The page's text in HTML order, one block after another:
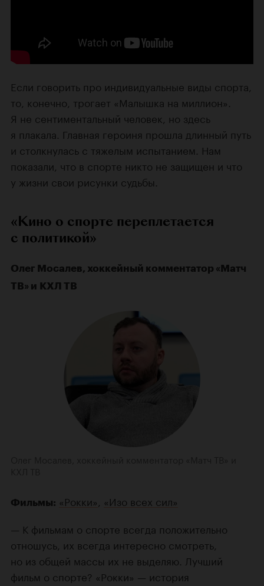
Если говорить про индивидуальные виды спорта,
то, конечно, трогает «Малышка на миллион».
Я не сентиментальный человек, но здесь
я плакала. Главная героиня прошла длинный путь
и столкнулась с тяжелым испытанием. Нам
показали, что в спорте никто не защищен и что
у жизни свои рисунки судьбы.
«Кино о спорте переплетается
с политикой»
Олег Мосалев, хоккейный комментатор «Матч
ТВ» и КХЛ ТВ
Фильмы: «Рокки» «Изо всех сил»
— К фильмам о спорте всегда положительно
отношусь, их всегда интересно смотреть,
но из общей массы их не выделяю. Лучший
фильм о спорте? «Рокки» — история